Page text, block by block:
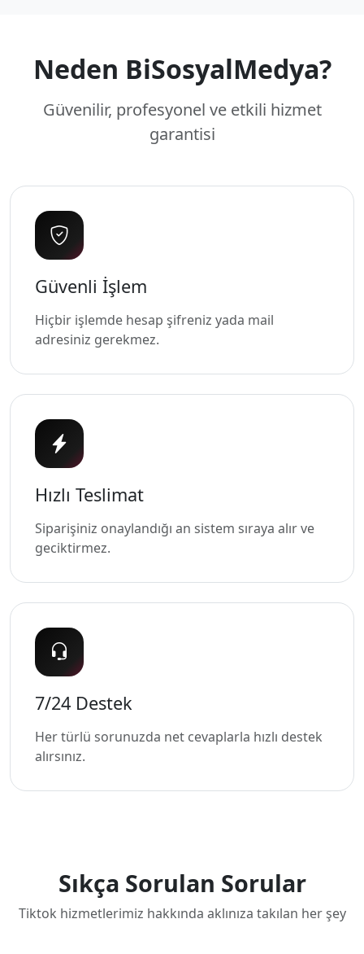
Neden BiSosyalMedya?
Güvenilir, profesyonel ve etkili hizmet
garantisi
Güvenli İşlem
Hiçbir işlemde hesap şifreniz yada mail
adresiniz gerekmez.
Hızlı Teslimat
Siparişiniz onaylandığı an sistem sıraya alır ve
geciktirmez.
7/24 Destek
Her türlü sorunuzda net cevaplarla hızlı destek
alırsınız.
Sıkça Sorulan Sorular
Tiktok hizmetlerimiz hakkında aklınıza takılan her şey